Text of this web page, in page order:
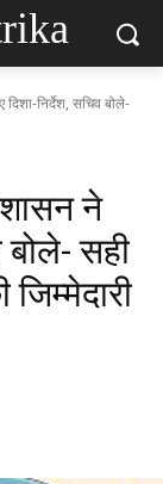
निर्देश, सचिव बोले-
ने
बोले- सही